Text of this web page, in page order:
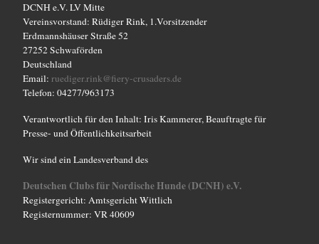
DCNH e.V. LV Mitte
Vereinsvorstand: Rüdiger Rink, 1.Vorsitzender
Erdmannshäuser Straße 52
27252 Schwaförden
Deutschland
Email: ruediger.rink@fiery-crusaders.de
Telefon: 04277/963173
Verantwortlich für den Inhalt: Iris Kammerer, Beauftragte für
Presse- und Öffentlichkeitsarbeit
Wir sind ein Landesverband des
Deutschen Clubs für Nordische Hunde (DCNH) e.V.
Registergericht: Amtsgericht Wittlich
Registernummer: VR 40609